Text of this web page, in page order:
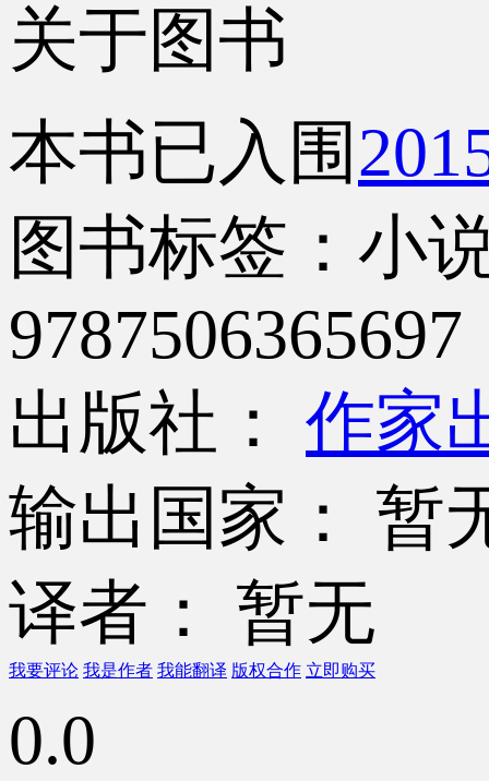
关于图书
本书已入围
图书标签：小
9787506365697
出版社： 作家
输出国家： 暂
译者： 暂无
我要评论 我是作者 我能翻译 版权合作 立即购买
0.0